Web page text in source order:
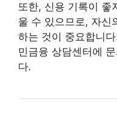
또한, 신용 기록이 좋
울 수 있으므로, 자신
하는 것이 중요합니
민금융 상담센터에
다.